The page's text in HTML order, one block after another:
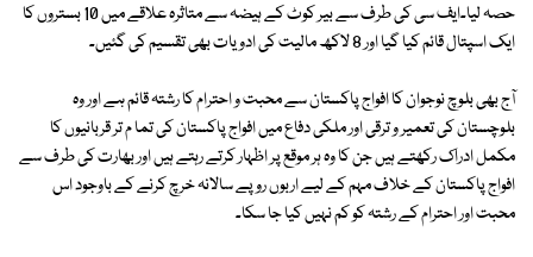
حصہ لیا۔ایف سی کی طرف سے بیر کوٹ کے ہیضہ سے متاثرہ علاقے میں 10 بستروں کا
ایک اسپتال قائم کیا گیا اور 8 لاکھ مالیت کی ادویات بھی تقسیم کی گئیں۔
آج بھی بلوچ نوجوان کا افواج پاکستان سے محبت و احترام کا رشتہ قائم ہے اور وہ
بلوچستان کی تعمیر و ترقی اور ملکی دفاع میں افواج پاکستان کی تما م تر قربانیوں کا
مکمل ادراک رکھتے ہیں جن کا وہ ہر موقع پر اظہار کرتے رہتے ہیں اور بھارت کی طرف سے
افواج پاکستان کے خلاف مہم کے لیے اربوں روپے سالانہ خرچ کرنے کے باوجود اس
محبت اور احترام کے رشتہ کو کم نہیں کیا جا سکا۔